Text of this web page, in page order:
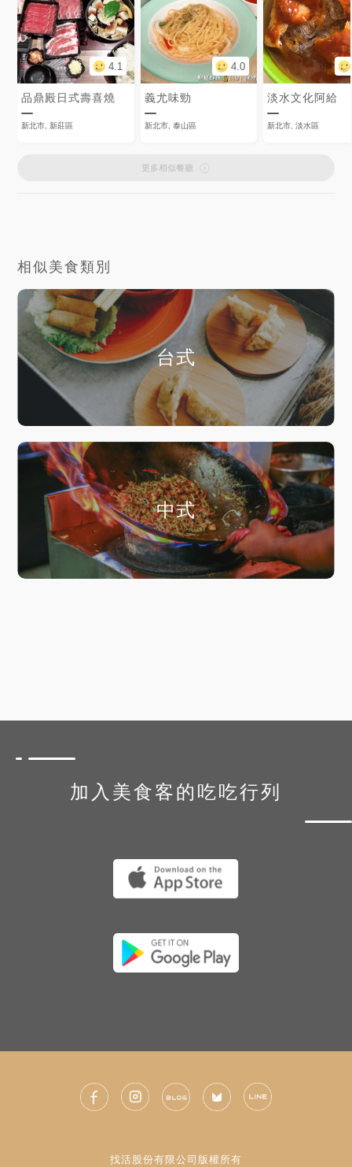
4.1
品鼎殿日式壽喜燒
新北市, 新莊區
4.0
義尤味勁
新北市, 泰山區
淡水文化阿給
新北市, 淡水區
更多相似餐廳
相似美食類別
台式
中式
加入美食客的吃吃行列
找活股份有限公司版權所有